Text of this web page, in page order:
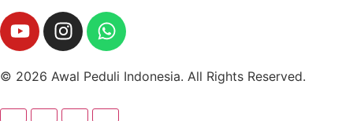
© 2026 Awal Peduli Indonesia. All Rights Reserved.